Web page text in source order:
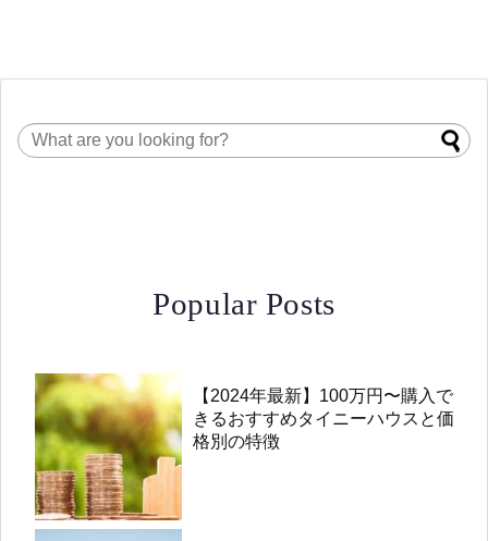
Popular Posts
【2024年最新】100万円〜購入で
きるおすすめタイニーハウスと価
格別の特徴